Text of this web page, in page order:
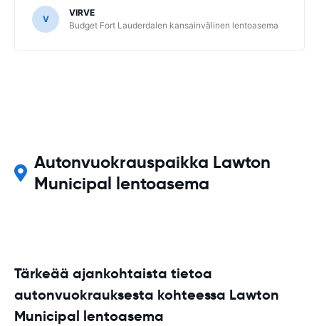
V
VIRVE
Budget Fort Lauderdalen kansainvälinen lentoasema
Autonvuokrauspaikka Lawton
Municipal lentoasema
Tärkeää ajankohtaista tietoa
autonvuokrauksesta kohteessa Lawton
Municipal lentoasema